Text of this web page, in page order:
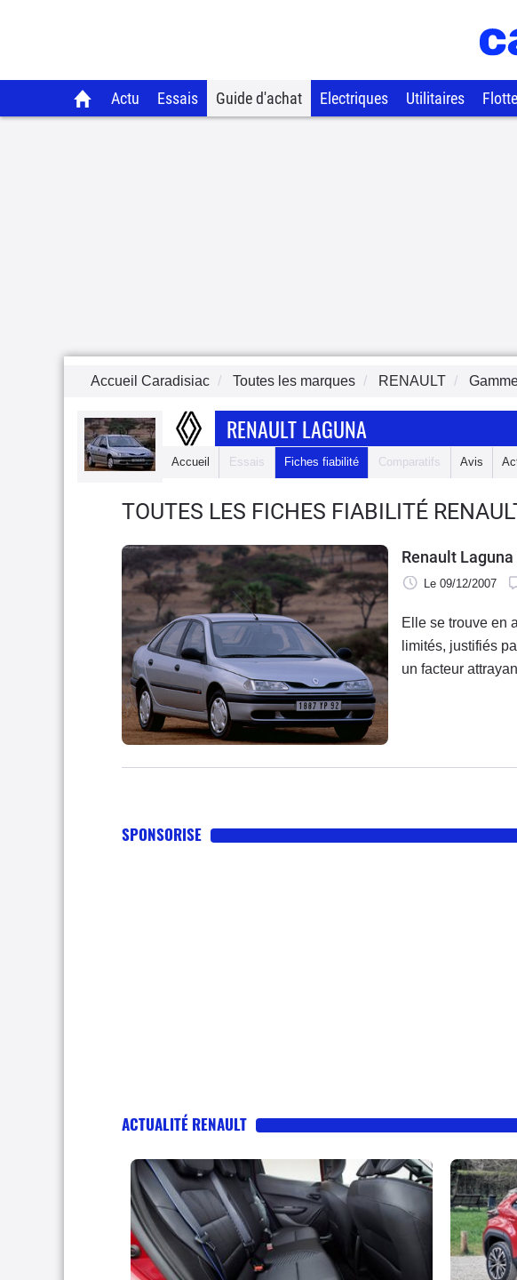
Actu Essais Guide d'achat Electriques Utilitaires
Accueil Caradisiac Toutes les marques RENAULT
RENAULT LAGUNA
Accueil Essais Fiches fiabilité Comparatifs Avis
TOUTES LES FICHES FIABILITÉ
Renault Laguna
Le 09/12/2007
Elle se trouve en
limités, justifiés
un facteur
les propositions
SPONSORISE
ACTUALITÉ RENAULT